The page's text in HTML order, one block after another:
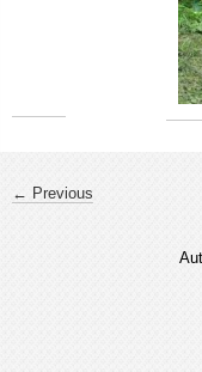
← Previous